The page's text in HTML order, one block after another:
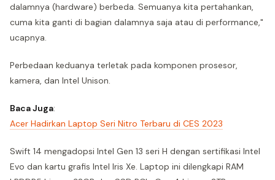
dalamnya (hardware) berbeda. Semuanya kita pertahankan,
cuma kita ganti di bagian dalamnya saja atau di performance,"
ucapnya.
Perbedaan keduanya terletak pada komponen prosesor,
kamera, dan Intel Unison.
Baca Juga:
Acer Hadirkan Laptop Seri Nitro Terbaru di CES 2023
Swift 14 mengadopsi Intel Gen 13 seri H dengan sertifikasi Intel
Evo dan kartu grafis Intel Iris Xe. Laptop ini dilengkapi RAM